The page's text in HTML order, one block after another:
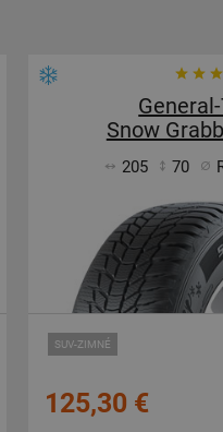
Snow
205 70
SUV-ZIMNÉ
125,30 €